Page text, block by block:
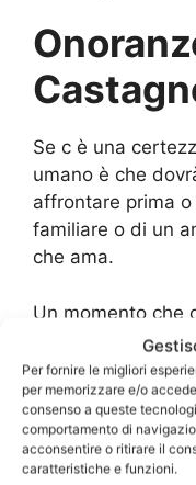
Per fornire le migliori
per memorizzare e/o
consenso a queste
comportamento di
acconsentire o ritirare il
caratteristiche e funzioni.
Se c è una
umano è che
affrontare prima
familiare o di un
che ama.
Un momento che
affronta in
vissuti, al proprio
esperienze.
dolore emotivo
onorare la
di organizzare un